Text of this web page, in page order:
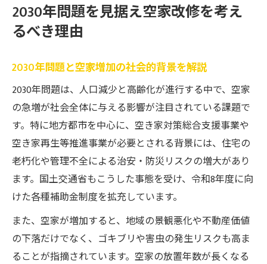
2030年問題を見据え空家改修を考え
るべき理由
2030年問題と空家増加の社会的背景を解説
2030年問題は、人口減少と高齢化が進行する中で、空家
の急増が社会全体に与える影響が注目されている課題で
す。特に地方都市を中心に、空き家対策総合支援事業や
空き家再生等推進事業が必要とされる背景には、住宅の
老朽化や管理不全による治安・防災リスクの増大があり
ます。国土交通省もこうした事態を受け、令和8年度に向
けた各種補助金制度を拡充しています。
また、空家が増加すると、地域の景観悪化や不動産価値
の下落だけでなく、ゴキブリや害虫の発生リスクも高ま
ることが指摘されています。空家の放置年数が長くなる